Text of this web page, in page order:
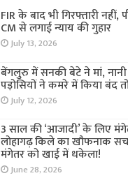
FIR के बाद भी गिरफ्तारी नहीं,
CM से लगाई न्याय की गुहार
July 13, 2026
बेंगलुरु में सनकी बेटे ने मां,
पड़ोसियों ने कमरे में किया बंद
July 12, 2026
3 साल की ‘आजादी’ के लिए
लोहागढ़ किले का खौफनाक
मंगेतर को खाई में धकेला!
June 28, 2026